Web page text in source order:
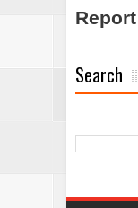
Search